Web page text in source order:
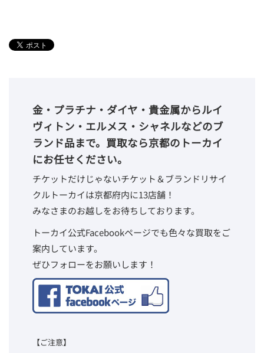
金・プラチナ・ダイヤ・貴金属からルイ
ヴィトン・エルメス・シャネルなどのブ
ランド品まで。買取なら京都のトーカイ
にお任せください。
チケットだけじゃないチケット＆ブランドリサイ
クルトーカイは京都府内に13店舗！
みなさまのお越しをお待ちしております。
トーカイ公式Facebookページでも色々な買取をご
案内しています。
ぜひフォローをお願いします！
【ご注意】